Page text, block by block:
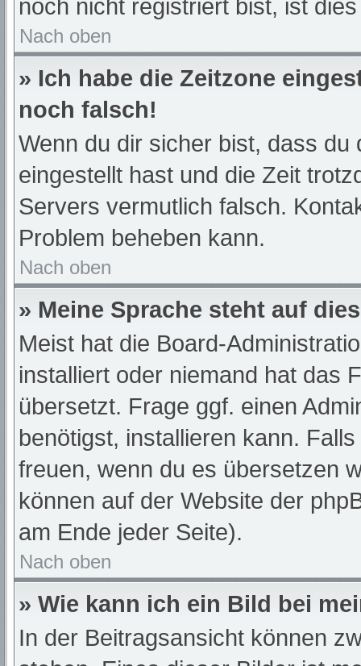
noch nicht registriert bist, ist
Nach oben
» Ich habe die Zeitzone
noch falsch!
Wenn du dir sicher bist, dass
eingestellt hast und die Zeit
Servers vermutlich falsch.
Problem beheben kann.
Nach oben
» Meine Sprache steht auf
Meist hat die Board-
installiert oder niemand hat das
übersetzt. Frage ggf. einen
benötigst, installieren kann.
freuen, wenn du es übersetzen
können auf der Website der
am Ende jeder Seite).
Nach oben
» Wie kann ich ein Bild bei
In der Beitragsansicht können